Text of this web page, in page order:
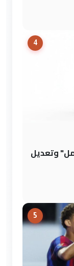
4
وتعديل
5